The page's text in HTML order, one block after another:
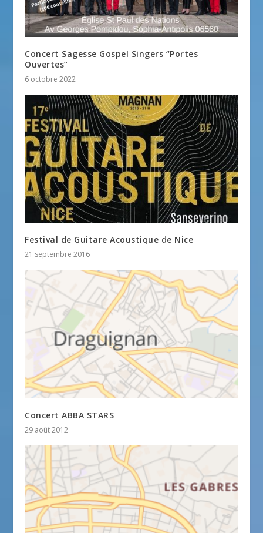
Concert Sagesse Gospel Singers “Portes
Ouvertes”
6 octobre 2022
Festival de Guitare Acoustique de Nice
21 septembre 2016
Concert ABBA STARS
29 août 2012